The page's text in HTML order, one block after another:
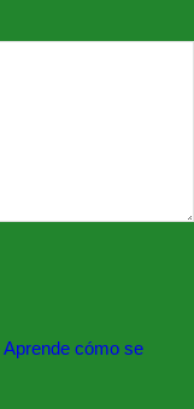
Taquilla
Aprende cómo se